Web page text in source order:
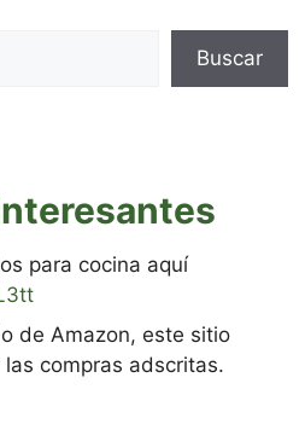
Buscar
para cocina aquí
de Amazon, este sitio
compras adscritas.